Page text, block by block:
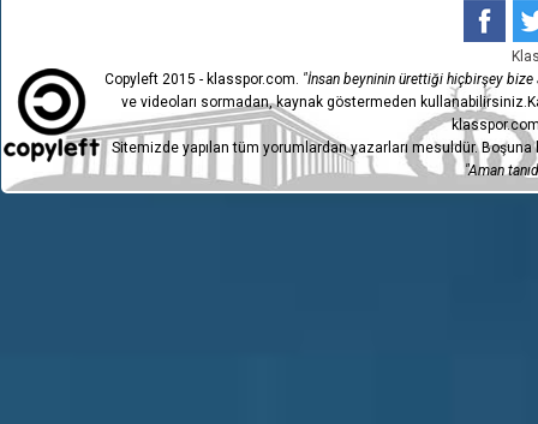
Copyleft 2015 - klasspor.com. "İnsan beyninin ürettiği hiçbirşey bize
ve videoları sormadan, kaynak göstermeden
Sitemizde yapılan tüm yorumlardan yazarları mesuldür.
"Aman